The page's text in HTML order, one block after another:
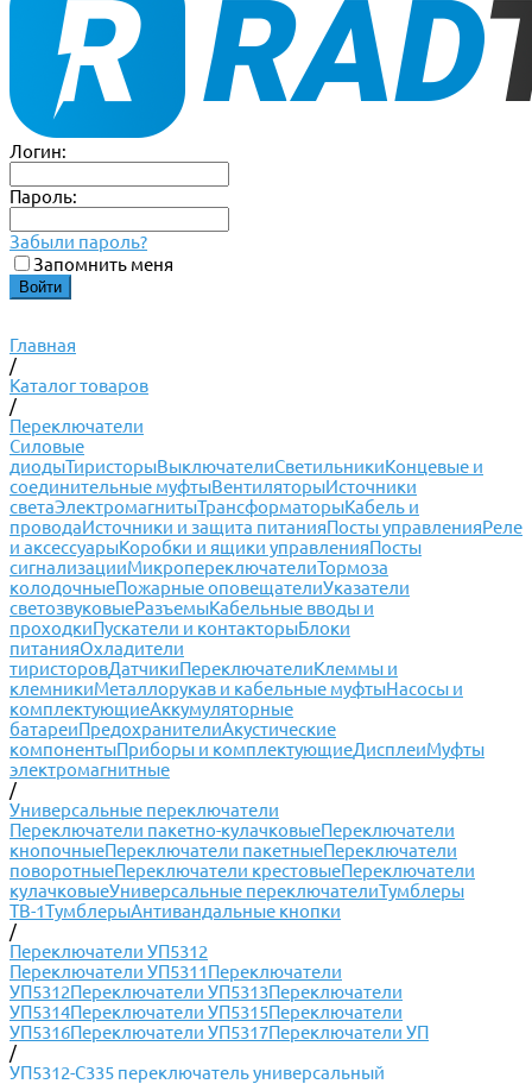
Логин:
Пароль:
Забыли пароль?
Запомнить меня
Главная
/
Каталог товаров
/
Переключатели
Силовые
диодыТиристорыВыключателиСветильникиКонцевые и
соединительные муфтыВентиляторыИсточники
светаЭлектромагнитыТрансформаторыКабель и
проводаИсточники и защита питанияПосты управленияРеле
и аксессуарыКоробки и ящики управленияПосты
сигнализацииМикропереключателиТормоза
колодочныеПожарные оповещателиУказатели
светозвуковыеРазъемыКабельные вводы и
проходкиПускатели и контакторыБлоки
питанияОхладители
тиристоровДатчикиПереключателиКлеммы и
клемникиМеталлорукав и кабельные муфтыНасосы и
комплектующиеАккумуляторные
батареиПредохранителиАкустические
компонентыПриборы и комплектующиеДисплеиМуфты
электромагнитные
/
Универсальные переключатели
Переключатели пакетно-кулачковыеПереключатели
кнопочныеПереключатели пакетныеПереключатели
поворотныеПереключатели крестовыеПереключатели
кулачковыеУниверсальные переключателиТумблеры
ТВ-1ТумблерыАнтивандальные кнопки
/
Переключатели УП5312
Переключатели УП5311Переключатели
УП5312Переключатели УП5313Переключатели
УП5314Переключатели УП5315Переключатели
УП5316Переключатели УП5317Переключатели УП
/
УП5312-С335 переключатель универсальный